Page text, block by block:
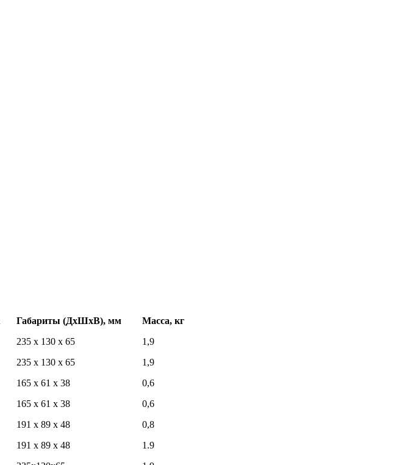
Габариты (ДхШхВ), мм
Масса, кг
235 х 130 х 65
1,9
235 х 130 х 65
1,9
165 x 61 x 38
0,6
165 x 61 x 38
0,6
191 x 89 x 48
0,8
191 x 89 x 48
1.9